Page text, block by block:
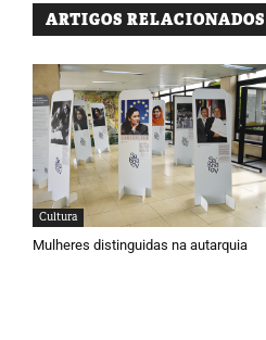
ARTIGOS RELACIONADOS
Cultura
Mulheres distinguidas na autarquia